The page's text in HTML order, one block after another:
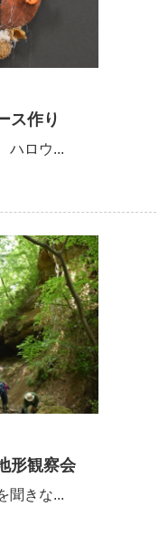
ス作り
ハロウ...
形観察会
聞きな...